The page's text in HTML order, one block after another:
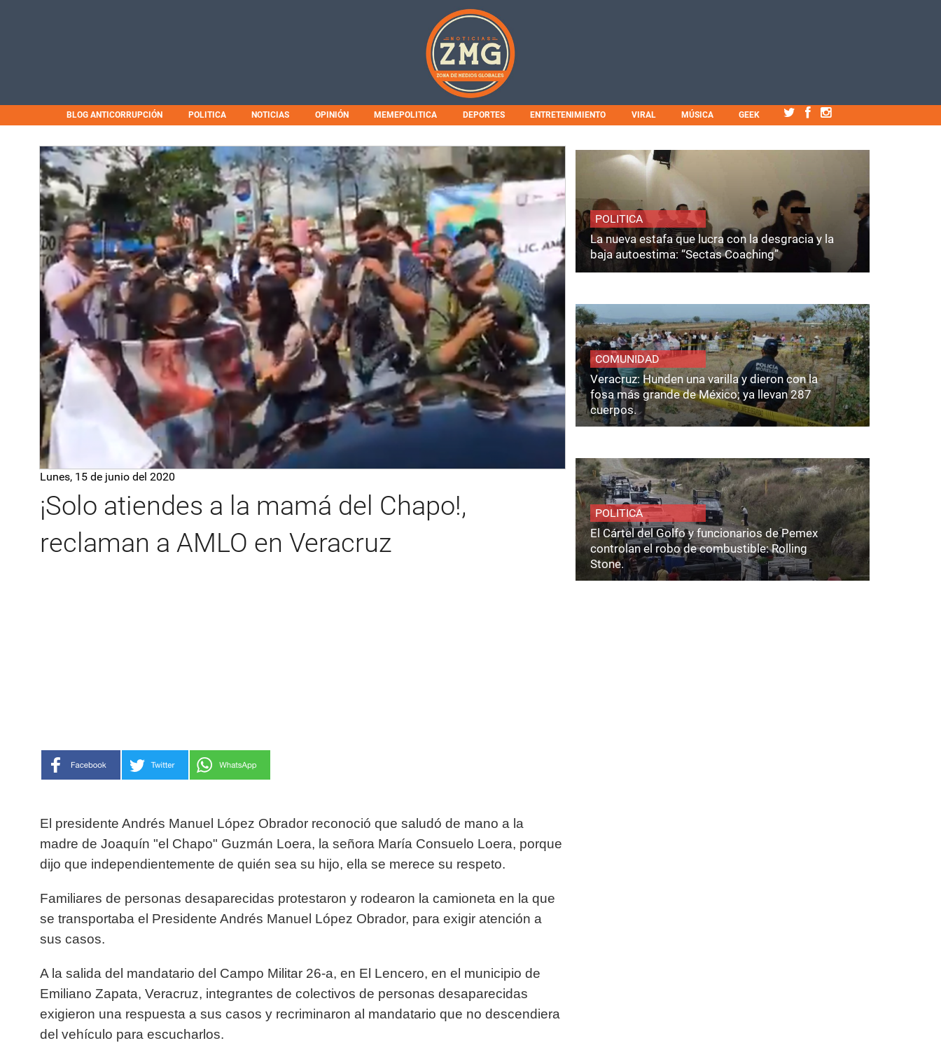
BLOG ANTICORRUPCIÓN POLITICA NOTICIAS OPINIÓN MEMEPOLITICA DEPORTES ENTRETENIMIENTO VIRAL MÚSICA GEEK
Lunes, 15 de junio del 2020
¡Solo atiendes a la mamá del Chapo!,
reclaman a AMLO en Veracruz
El presidente Andrés Manuel López Obrador reconoció que saludó de mano a la
madre de Joaquín "el Chapo" Guzmán Loera, la señora María Consuelo Loera, porque
dijo que independientemente de quién sea su hijo, ella se merece su respeto.
Familiares de personas desaparecidas protestaron y rodearon la camioneta en la que
se transportaba el Presidente Andrés Manuel López Obrador, para exigir atención a
sus casos.
A la salida del mandatario del Campo Militar 26-a, en El Lencero, en el municipio de
Emiliano Zapata, Veracruz, integrantes de colectivos de personas desaparecidas
exigieron una respuesta a sus casos y recriminaron al mandatario que no descendiera
del vehículo para escucharlos.
POLITICA
La nueva estafa que lucra con la desgracia y la
baja autoestima: “Sectas Coaching”
COMUNIDAD
Veracruz: Hunden una varilla y dieron con la
fosa más grande de México; ya llevan 287
cuerpos.
POLITICA
El Cártel del Golfo y funcionarios de Pemex
controlan el robo de combustible: Rolling
Stone.